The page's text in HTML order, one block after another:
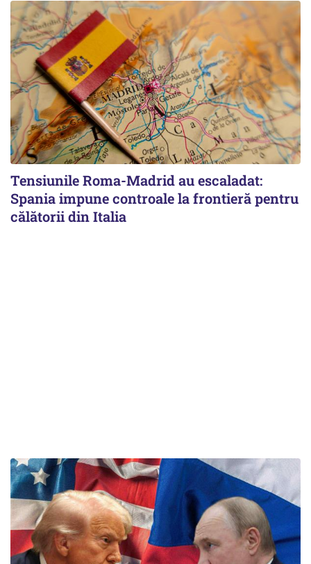
Tensiunile Roma-Madrid au escaladat:
Spania impune controale la frontieră pentru
călătorii din Italia